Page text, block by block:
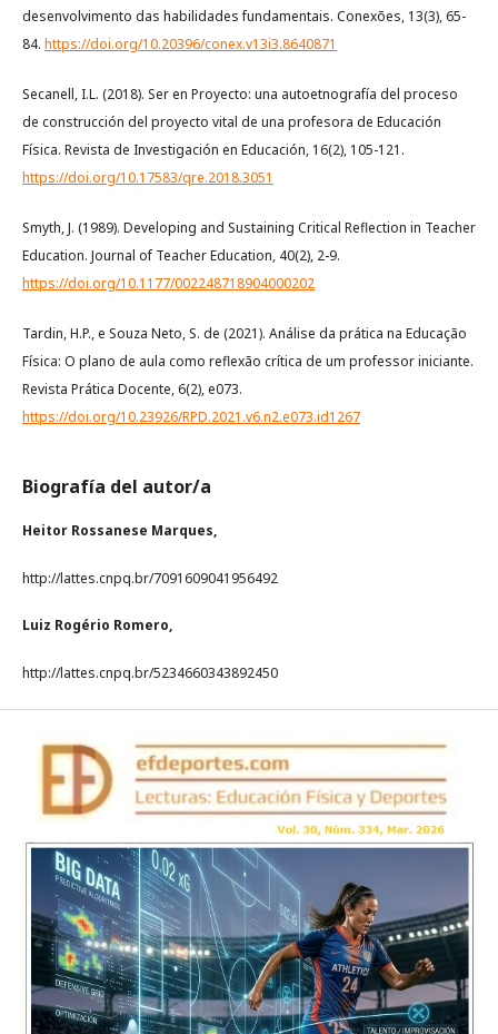
desenvolvimento das habilidades fundamentais. Conexões, 13(3), 65-
84. https://doi.org/10.20396/conex.v13i3.8640871
Secanell, I.L. (2018). Ser en Proyecto: una autoetnografía del proceso
de construcción del proyecto vital de una profesora de Educación
Física. Revista de Investigación en Educación, 16(2), 105-121.
https://doi.org/10.17583/qre.2018.3051
Smyth, J. (1989). Developing and Sustaining Critical Reflection in Teacher
Education. Journal of Teacher Education, 40(2), 2-9.
https://doi.org/10.1177/002248718904000202
Tardin, H.P., e Souza Neto, S. de (2021). Análise da prática na Educação
Física: O plano de aula como reflexão crítica de um professor iniciante.
Revista Prática Docente, 6(2), e073.
https://doi.org/10.23926/RPD.2021.v6.n2.e073.id1267
Biografía del autor/a
Heitor Rossanese Marques,
http://lattes.cnpq.br/7091609041956492
Luiz Rogério Romero,
http://lattes.cnpq.br/5234660343892450